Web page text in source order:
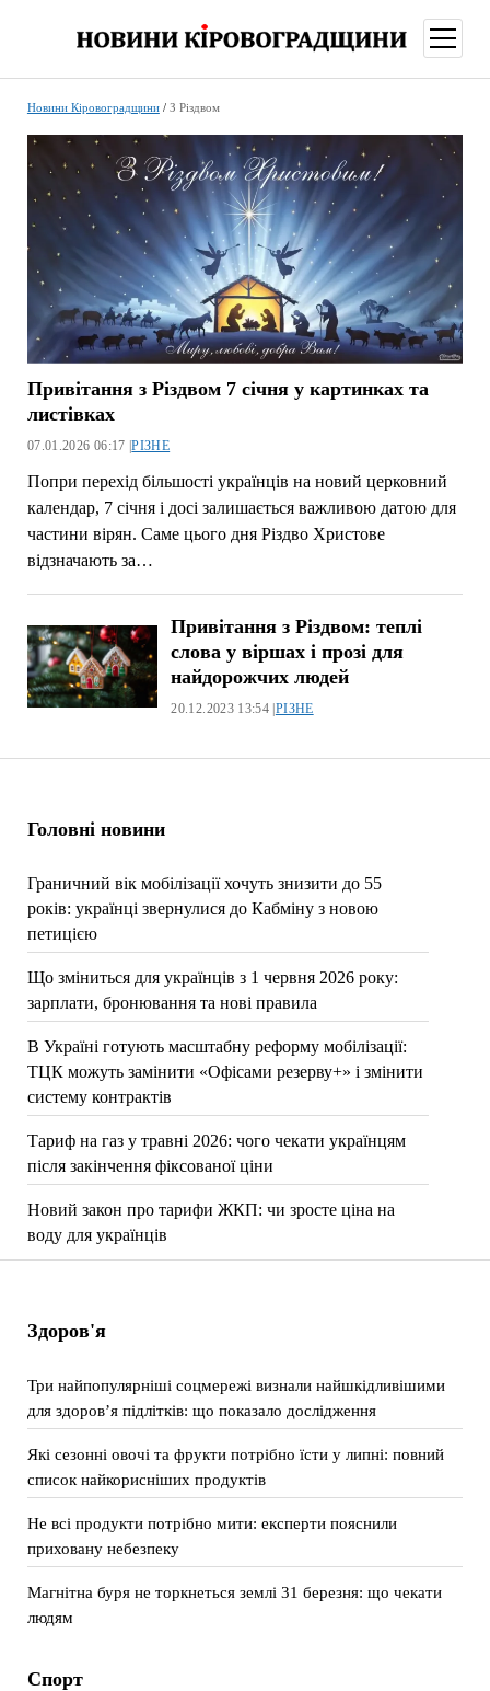
меню
Головні новини
Граничний вік мобілізації хочуть знизити до 55
років: українці звернулися до Кабміну з новою
петицією
Що зміниться для українців з 1 червня 2026 року:
зарплати, бронювання та нові правила
В Україні готують масштабну реформу мобілізації:
ТЦК можуть замінити «Офісами резерву+» і змінити
систему контрактів
Тариф на газ у травні 2026: чого чекати українцям
після закінчення фіксованої ціни
Новий закон про тарифи ЖКП: чи зросте ціна на
воду для українців
Новини Кіровоградщини/ З Різдвом
Привітання з Різдвом 7 січня у картинках та
листівках
07.01.2026 06:17 |РІЗНЕ
Попри перехід більшості українців на новий церковний
календар, 7 січня і досі залишається важливою датою для
частини вірян. Саме цього дня Різдво Христове
відзначають за…
Привітання з Різдвом: теплі
слова у віршах і прозі для
найдорожчих людей
20.12.2023 13:54 |РІЗНЕ
Здоров'я
Три найпопулярніші соцмережі визнали найшкідливішими
для здоров’я підлітків: що показало дослідження
Які сезонні овочі та фрукти потрібно їсти у липні: повний
список найкорисніших продуктів
Не всі продукти потрібно мити: експерти пояснили
приховану небезпеку
Магнітна буря не торкнеться землі 31 березня: що чекати
людям
Спорт